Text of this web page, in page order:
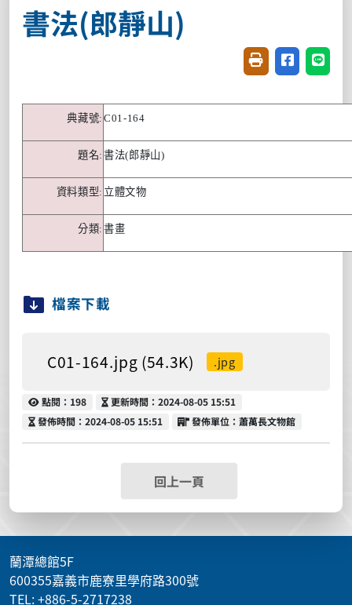
書法(郎靜山)
友善列印(開新視
分享至臉書
分享
典藏號: C01-164
題名: 書法(郎靜山)
資料類型: 立體文物
分類: 書畫
檔案下載
C01-164.jpg (54.3K) .jpg
點閱
點閱：198 更新時間
更新時間：2024-08-05 15:51
發佈時間
發佈時間：2024-08-05 15:51 發佈單位
發佈單位：蕭萬長文物館
回上一頁
蘭潭總館5F
600355嘉義市鹿寮里學府路300號
TEL: +886-5-2717238